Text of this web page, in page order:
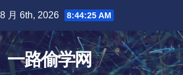
月 6th, 2026 8:44:26 AM
一路偷学网